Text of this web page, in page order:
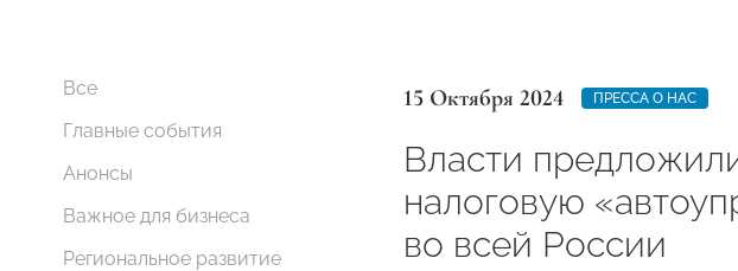
Все
Главные события
Анонсы
Важное для бизнеса
Региональное развитие
15 Октября 2024 ПРЕССА О НАС
Власти
налоговую
во вcей России